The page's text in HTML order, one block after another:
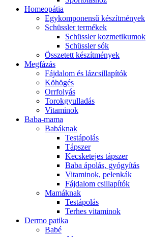
Homeopátia
Egykomponensű készítmények
Schüssler termékek
Schüssler kozmetikumok
Schüssler sók
Összetett készítmények
Megfázás
Fájdalom és lázcsillapítók
Köhögés
Orrfolyás
Torokgyulladás
Vitaminok
Baba-mama
Babáknak
Testápolás
Tápszer
Kecsketejes tápszer
Baba ápolás, gyógyítás
Vitaminok, pelenkák
Fájdalom csillapítók
Mamáknak
Testápolás
Terhes vitaminok
Dermo patika
Babé